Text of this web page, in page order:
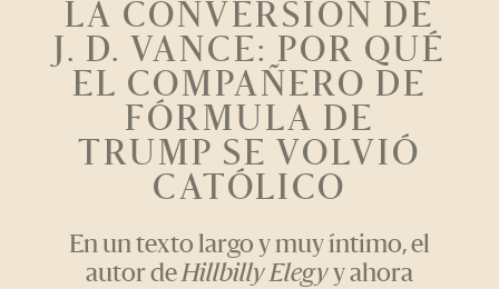
LA CONVERSIÓN DE
J. D. VANCE: POR QUÉ
EL COMPAÑERO DE
FÓRMULA DE
TRUMP SE VOLVIÓ
CATÓLICO
En un texto largo y muy íntimo, el
autor deHillbilly Elegyy ahora